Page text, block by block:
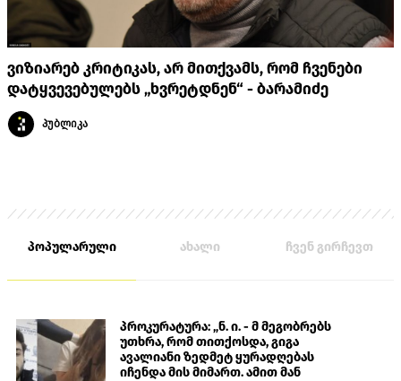
ვიზიარებ კრიტიკას, არ მითქვამს, რომ ჩვენები
დატყვევებულებს „ხვრეტდნენ“ - ბარამიძე
პუბლიკა
პოპულარული ახალი ჩვენ გირჩევთ
პროკურატურა: „ნ. ი. - მ მეგობრებს
უთხრა, რომ თითქოსდა, გიგა
ავალიანი ზედმეტ ყურადღებას
იჩენდა მის მიმართ. ამით მან